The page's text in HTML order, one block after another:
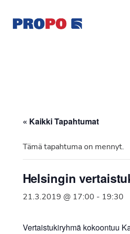
pääsisältöön
alatunnisteeseen
Ry
vuonna
Suomen
« Kaikki Tapahtumat
Tämä tapahtuma on mennyt.
Helsingin
21.3.2019 @ 17:00 - 19:30
Vertaistukiryhmä kokoontuu